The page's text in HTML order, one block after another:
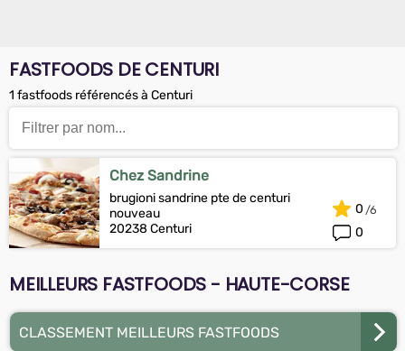
FASTFOODS DE CENTURI
1 fastfoods référencés à Centuri
Chez Sandrine
brugioni sandrine pte de centuri
nouveau
20238 Centuri
0
0
MEILLEURS FASTFOODS - HAUTE-CORSE
CLASSEMENT MEILLEURS FASTFOODS